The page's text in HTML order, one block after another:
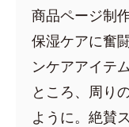
商品ページ制
保湿ケアに奮
ンケアアイテ
ところ、周り
ように。絶賛